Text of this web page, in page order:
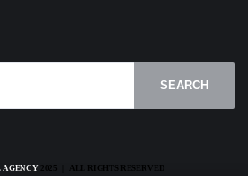
SEARCH
AGENCY2025 | ALL RIGHTS RESERVED